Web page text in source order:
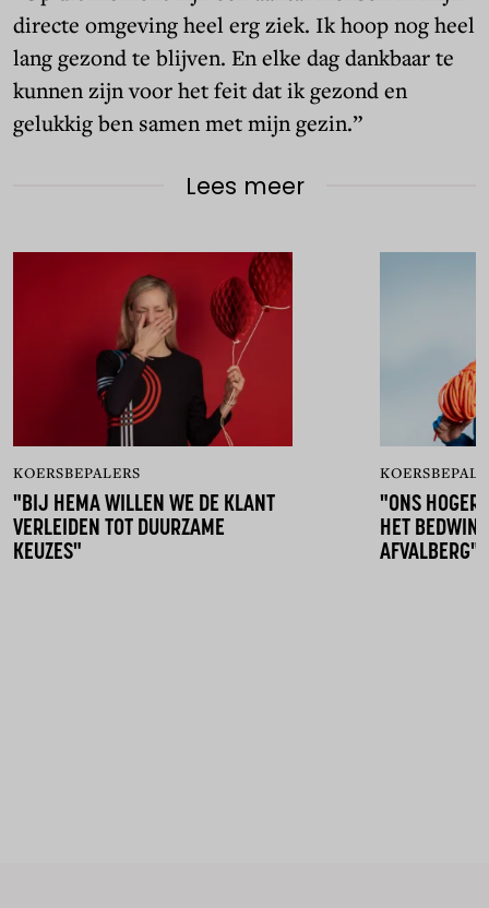
directe omgeving heel erg ziek. Ik hoop nog heel
lang gezond te blijven. En elke dag dankbaar te
kunnen zijn voor het feit dat ik gezond en
gelukkig ben samen met mijn gezin.”
Lees meer
KOERSBEPALERS
"BIJ HEMA WILLEN WE DE KLANT
VERLEIDEN TOT DUURZAME
KEUZES"
"ONS
HET
AFVALBERG"